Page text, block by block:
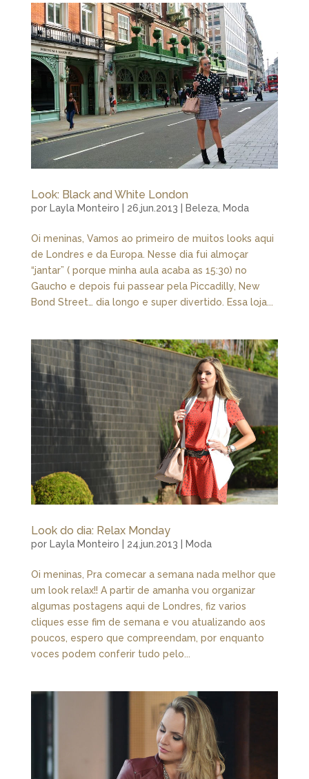
Look: Black and White London
por Layla Monteiro 26.jun.2013 Beleza, Moda
Oi meninas, Vamos ao primeiro de muitos looks aqui
de Londres e da Europa. Nesse dia fui almoçar
“jantar” ( porque minha aula acaba as 15:30) no
Gaucho e depois fui passear pela Piccadilly, New
Bond Street… dia longo e super divertido. Essa loja...
Look do dia: Relax Monday
por Layla Monteiro 24.jun.2013 Moda
Oi meninas, Pra comecar a semana nada melhor que
um look relax!! A partir de amanha vou organizar
algumas postagens aqui de Londres, fiz varios
cliques esse fim de semana e vou atualizando aos
poucos, espero que compreendam, por enquanto
voces podem conferir tudo pelo...